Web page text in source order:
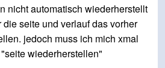
nicht automatisch wiederherstellt
seite und verlauf das vorher
jedoch muss ich mich xmal
wiederherstellen"